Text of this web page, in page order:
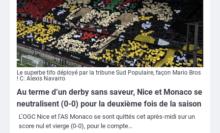
Le superbe tifo déployé par la tribune Sud Populaire, façon Mario Bros
! C: Alexis Navarro
Au terme d’un derby sans saveur, Nice et Monaco se
neutralisent (0-0) pour la deuxième fois de la saison
L’OGC Nice et l’AS Monaco se sont quittés cet après-midi sur un
score nul et vierge (0-0), pour le compte…